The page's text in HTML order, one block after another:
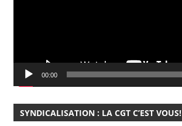
00:00
SYNDICALISATION : LA CGT C’EST VOUS!